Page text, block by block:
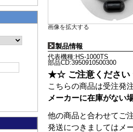
画像を拡大する
製品情報
代表機種:HS-1000TS
部品CD:3950910500300
★☆ ご注意くださ
こちらの商品は受注発
メーカーに在庫がない
他の商品と合わせてご
発送につきましてはメ